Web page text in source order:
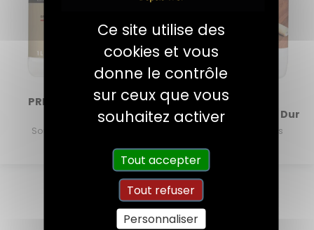
PRIM’SO Fond Dur
Universel
Sous-couches Bois
Renforçateur
d’Adhérence Fond Dur
Sous-couches Bois
Ce site utilise des
cookies et vous
donne le contrôle
sur ceux que vous
souhaitez activer
Tout accepter
Tout refuser
Personnaliser